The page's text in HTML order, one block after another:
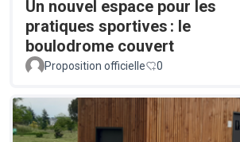
Un nouvel espace pour les
pratiques sportives : le
boulodrome couvert
Proposition officielle 0